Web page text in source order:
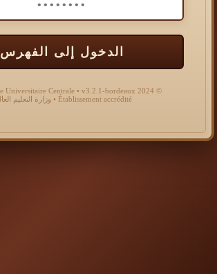
الدخول إلى الفهرس
© 2024 Bibliothèque Universitaire Centrale • v3.2.1-bordeaux
Établissement accrédité • وزارة التعليم العالي